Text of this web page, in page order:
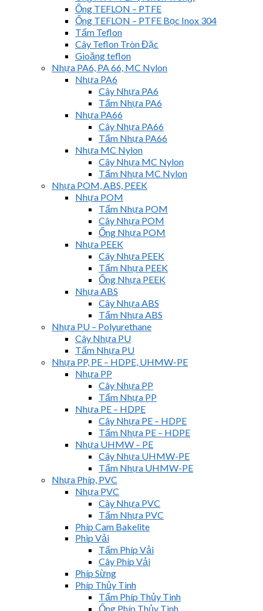
Ống TEFLON – PTFE
Ống TEFLON – PTFE Bọc Inox 304
Tấm Teflon
Cây Teflon Tròn Đặc
Gioăng teflon
Nhựa PA6, PA 66, MC Nylon
Nhựa PA6
Cây Nhựa PA6
Tấm Nhựa PA6
Nhựa PA66
Cây Nhựa PA66
Tấm Nhựa PA66
Nhựa MC Nylon
Cây Nhựa MC Nylon
Tấm Nhựa MC Nylon
Nhựa POM, ABS, PEEK
Nhựa POM
Tấm Nhựa POM
Cây Nhựa POM
Ống Nhựa POM
Nhựa PEEK
Cây Nhựa PEEK
Tấm Nhựa PEEK
Ống Nhựa PEEK
Nhựa ABS
Cây Nhựa ABS
Tấm Nhựa ABS
Nhựa PU – Polyurethane
Cây Nhựa PU
Tấm Nhựa PU
Nhựa PP, PE – HDPE, UHMW-PE
Nhựa PP
Cây Nhựa PP
Tấm Nhựa PP
Nhựa PE – HDPE
Cây Nhựa PE – HDPE
Tấm Nhựa PE – HDPE
Nhựa UHMW – PE
Cây Nhựa UHMW-PE
Tấm Nhựa UHMW-PE
Nhựa Phíp, PVC
Nhựa PVC
Cây Nhựa PVC
Tấm Nhựa PVC
Phíp Cam Bakelite
Phip Vải
Tấm Phíp Vải
Cây Phíp Vải
Phíp Sừng
Phíp Thủy Tinh
Tấm Phíp Thủy Tinh
Ống Phíp Thủy Tinh